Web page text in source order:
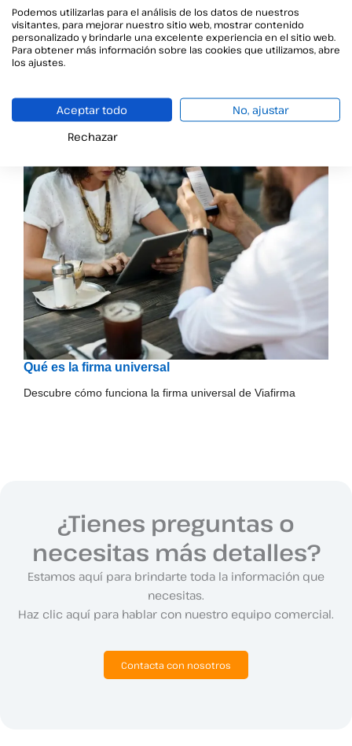
Cinco increíbles años de mejoras con Viafirma
Viafirma Mobile cumple 5 años de cambios
Qué es la firma universal
Descubre cómo funciona la firma universal de Viafirma
¿Tienes preguntas o
necesitas más detalles?
Estamos aquí para brindarte toda la información que
necesitas.
Haz clic aquí para hablar con nuestro equipo comercial.
Contacta con nosotros
Podemos utilizarlas para el análisis de los datos de nuestros
visitantes, para mejorar nuestro sitio web, mostrar contenido
personalizado y brindarle una excelente experiencia en el sitio web.
Para obtener más información sobre las cookies que utilizamos, abre
los ajustes.
Aceptar todo
No, ajustar
Rechazar